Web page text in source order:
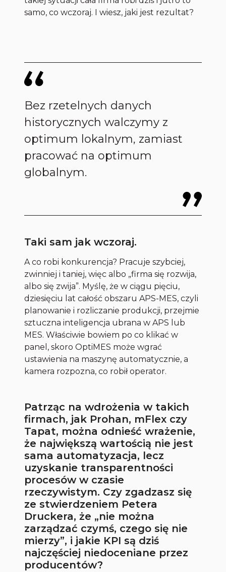
samo, co wczoraj. I wiesz, jaki jest rezultat?
Bez rzetelnych danych
historycznych walczymy z
optimum lokalnym, zamiast
pracować na optimum
globalnym.
Taki sam jak wczoraj.
A co robi konkurencja? Pracuje szybciej,
zwinniej i taniej, więc albo „firma się rozwija,
albo się zwija”. Myślę, że w ciągu pięciu,
dziesięciu lat całość obszaru APS-MES, czyli
planowanie i rozliczanie produkcji, przejmie
sztuczna inteligencja ubrana w APS lub
MES. Właściwie bowiem po co klikać w
panel, skoro OptiMES może wgrać
ustawienia na maszynę automatycznie, a
kamera rozpozna, co robił operator.
Patrząc na wdrożenia w takich
firmach, jak Prohan, mFlex czy
Tapat, można odnieść wrażenie,
że największą wartością nie jest
sama automatyzacja, lecz
uzyskanie transparentności
procesów w czasie
rzeczywistym. Czy zgadzasz się
ze stwierdzeniem Petera
Druckera, że „nie można
zarządzać czymś, czego się nie
mierzy”, i jakie KPI są dziś
najczęściej niedoceniane przez
producentów?